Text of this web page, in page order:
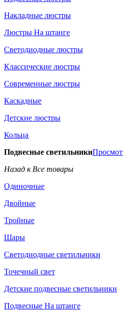
Накладные люстры
Люстры На штанге
Светодиодные люстры
Классические люстры
Современные люстры
Каскадные
Детские люстры
Кольца
Подвесные светильники
Назад к Все товары
Одиночные
Двойные
Тройные
Шары
Светодиодные светильники
Точечный свет
Детские подвесные светильники
Подвесные На штанге